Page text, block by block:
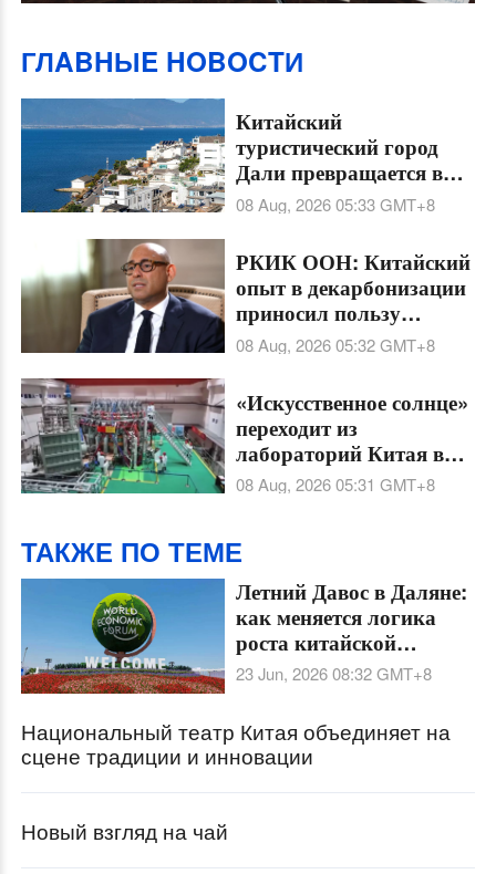
ГЛABHЫE HOBOCTИ
Китайский
туристический город
Дали превращается в
новый центр
притяжения для
цифровых кочевников
08 Aug, 2026 05:33GMT+8
РКИК ООН: Китайский
опыт в декарбонизации
приносил пользу
остальному миру
08 Aug, 2026 05:32GMT+8
«Искусственное солнце»
переходит из
лабораторий Китая в
реальную
08 Aug, 2026 05:31 GMT+8
ТАКЖЕ ПО ТЕМЕ
Летний Давос в Даляне:
как меняется логика
роста китайской
экономики
23 Jun, 2026 08:32GMT+8
Национальный театр Китая объединяет на
сцене традиции и инновации
Новый взгляд на чай